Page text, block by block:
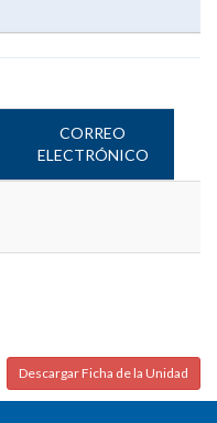
CORREO
ELECTRÓNICO
Descargar Ficha de la Unidad